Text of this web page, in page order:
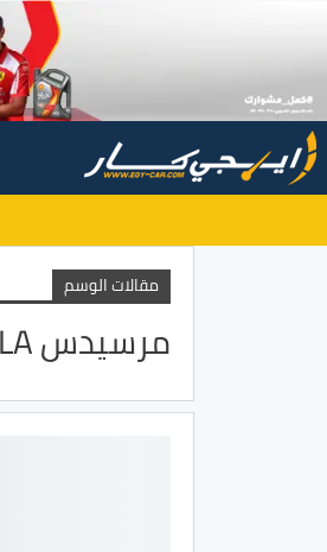
مقالات الوسم
مرسيدس GLA موديل 2021